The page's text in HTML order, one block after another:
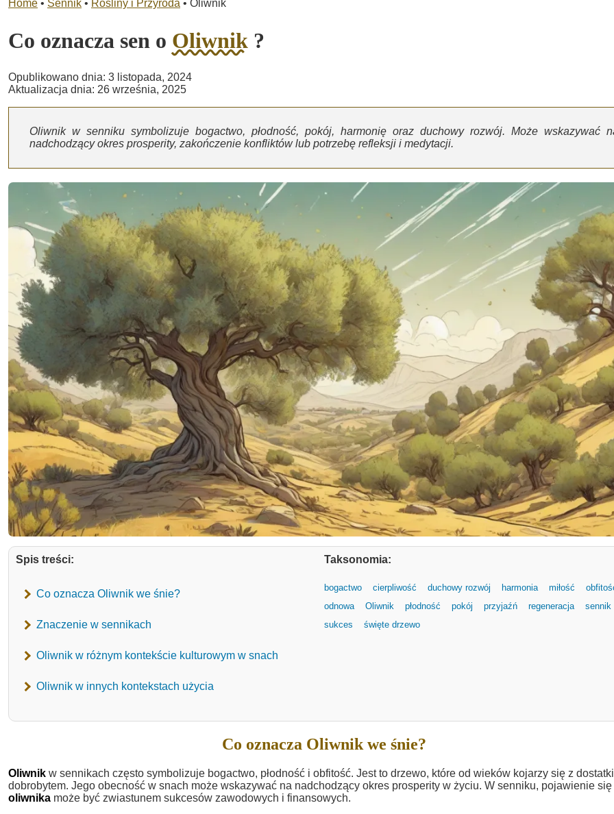
Home • Sennik • Rośliny i Przyroda • Oliwnik
Co oznacza sen o Oliwnik ?
Opublikowano dnia: 3 listopada, 2024
Aktualizacja dnia: 26 września, 2025
Oliwnik w senniku symbolizuje bogactwo, płodność, pokój, harmonię oraz duchowy rozwój. Może wskazywać
nadchodzący okres prosperity, zakończenie konfliktów lub potrzebę refleksji i medytacji.
Spis treści:
Co oznacza Oliwnik we śnie?
Znaczenie w sennikach
Oliwnik w różnym kontekście kulturowym w snach
Oliwnik w innych kontekstach użycia
Taksonomia:
bogactwo cierpliwość duchowy rozwój harmonia miłość
odnowa
Oliwnik płodność pokój przyjaźń regeneracja
sennik
sukces
święte drzewo
Co oznacza Oliwnik we śnie?
Oliwnik w sennikach często symbolizuje bogactwo, płodność i obfitość. Jest to drzewo, które od wieków kojarzy się z
dobrobytem. Jego obecność w snach może wskazywać na nadchodzący okres prosperity w życiu. W senniku, pojawienie się
oliwnika może być zwiastunem sukcesów zawodowych i finansowych.